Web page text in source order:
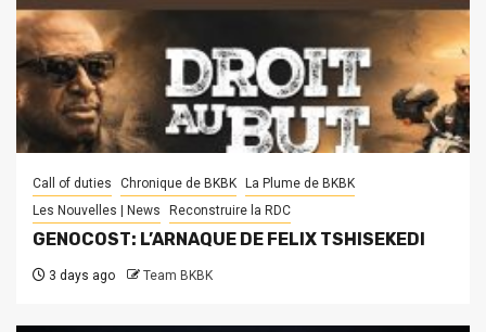
Call of duties Chronique de BKBK
La Plume de BKBK
Les Nouvelles | News
Reconstruire la RDC
GENOCOST: L’ARNAQUE DE FELIX TSHISEKEDI
3 days ago Team BKBK